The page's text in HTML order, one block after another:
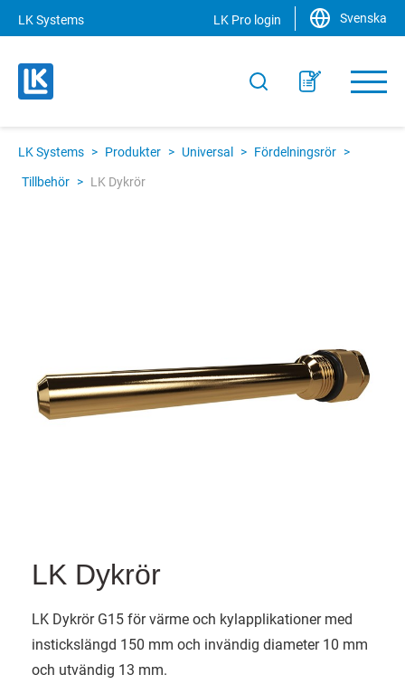
LK Systems LK Pro login Svenska
LK Systems > Produkter > Universal > Fördelningsrör >
Tillbehör > LK Dykrör
LK Dykrör
LK Dykrör G15 för värme och kylapplikationer med
instickslängd 150 mm och invändig diameter 10 mm
och utvändig 13 mm.